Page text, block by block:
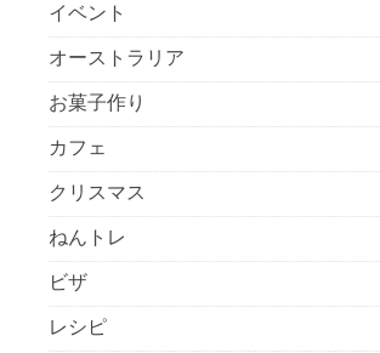
イベント
オーストラリア
お菓子作り
カフェ
クリスマス
ねんトレ
ビザ
レシピ